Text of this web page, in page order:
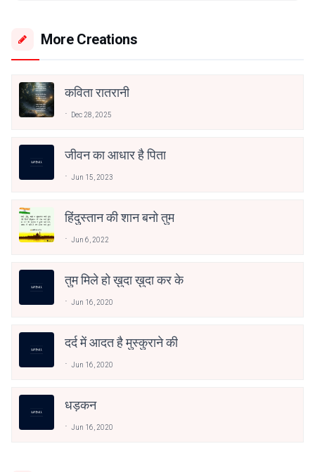
More Creations
कविता रातरानी
Dec 28, 2025
जीवन का आधार है पिता
Jun 15, 2023
हिंदुस्तान की शान बनो तुम
Jun 6, 2022
तुम मिले हो ख़ुदा ख़ुदा कर के
Jun 16, 2020
दर्द में आदत है मुस्कुराने की
Jun 16, 2020
धड़कन
Jun 16, 2020